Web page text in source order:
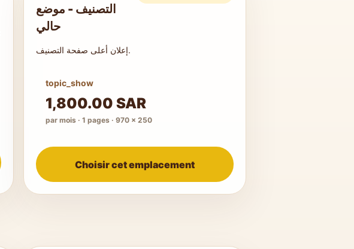
التصنيف - موضع
حالي
إعلان أعلى صفحة التصنيف.
topic_show
1,800.00 SAR
par mois · 1 pages · 970 × 250
Choisir cet emplacement